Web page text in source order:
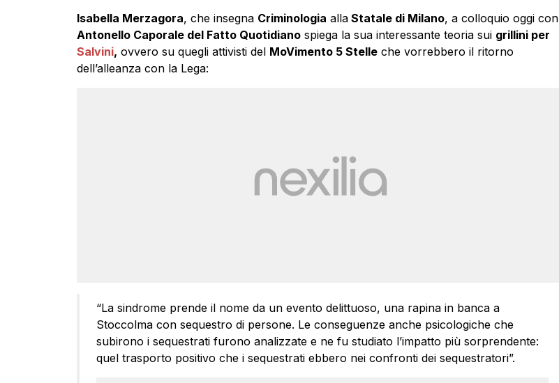
Isabella Merzagora, che insegna Criminologia allaStatale di Milano, a colloquio oggi con
Antonello Caporale del Fatto Quotidianospiega la sua interessante teoria sui grillini per
Salvini, ovvero su quegli attivisti del MoVimento 5 Stelleche vorrebbero il ritorno
dell’alleanza con la Lega:
“La sindrome prende il nome da un evento delittuoso, una rapina in banca a
Stoccolma con sequestro di persone. Le conseguenze anche psicologiche che
subirono i sequestrati furono analizzate e ne fu studiato l’impatto più sorprendente:
quel trasporto positivo che i sequestrati ebbero nei confronti dei sequestratori”.